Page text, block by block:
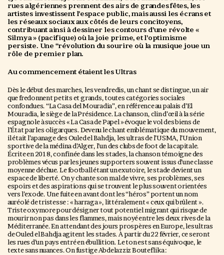
rues algériennes prennent des airs de grandes fêtes, les
artistes investissent l’espace public, mais aussi les écrans et
les réseaux sociaux aux côtés de leurs concitoyens,
contribuant ainsi à dessiner les contours d’une révolte «
Silmya » (pacifique) où la joie prime, et l’optimisme
persiste. Une “révolution du sourire où la musique joue un
rôle de premier plan.
Au commencement étaient les Ultras
Dès le début des marches, les vendredis, un chant se distingue, un air
que fredonnent petits et grands, toutes catégories sociales
confondues. “La Casa del Mouradia”, en référence au palais d’El
Mouradia, le siège de la Présidence. La chanson, clin d’œil à la série
espagnole à succès « La Casa de Papel » évoque le vol des biens de
l’État par les oligarques. Devenu le chant emblématique du mouvement,
il était l’apanage des Ouled el Bahdja, les ultras de l’USMA, l’Union
sportive de la médina d’Alger, l’un des clubs de foot de la capitale.
Écrite en 2018, confinée dans les stades, la chanson témoigne des
problèmes vécus par les jeunes supporters souvent issus d’une classe
moyenne déchue. Le football étant un exutoire, le stade devient un
espace de liberté. On y chante son mal de vivre, ses problèmes, ses
espoirs et des aspirations qui se trouvent le plus souvent orientées
vers l’exode. Une fuite en avant dont les “héros” portent un nom
auréolé de tristesse : « harraga », littéralement « ceux qui brûlent ».
Triste oxymore pour désigner tout potentiel migrant qui risque de
mourir non pas dans les flammes, mais noyé entre les deux rives de la
Méditerranée. En attendant des jours prospères en Europe, les ultras
de Ouled el Bahdja agitent les stades. À partir du 22 février, ce seront
les rues d’un pays entré en ébullition. Le ton est sans équivoque, le
texte sans nuances. On fustige Abdelazziz Bouteflika :